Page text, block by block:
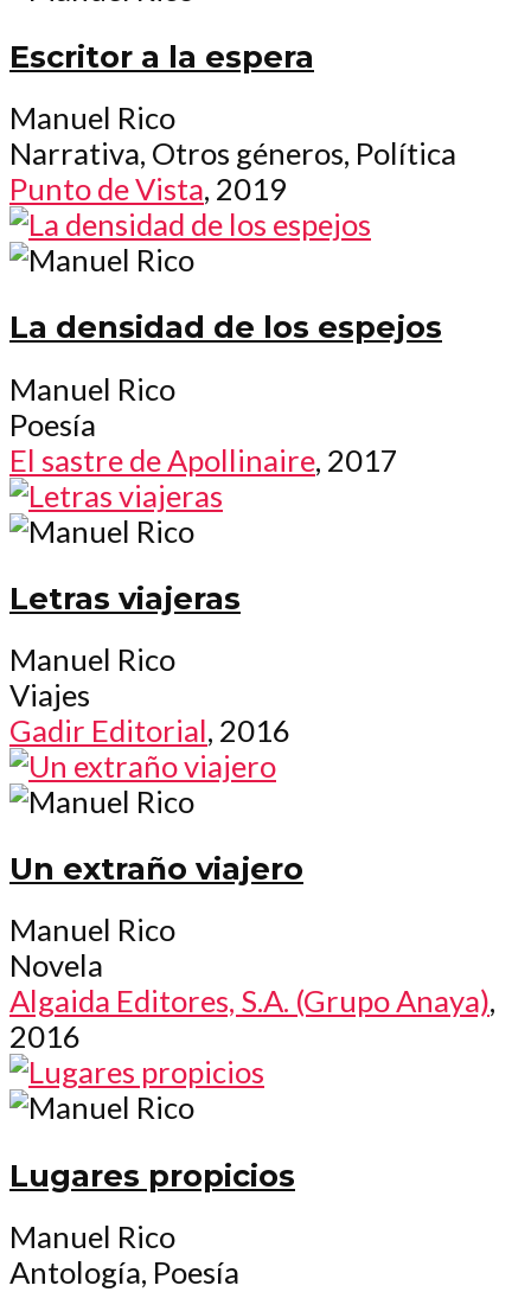
Escritor a la espera
Manuel Rico
Narrativa, Otros géneros, Política
Punto de Vista, 2019
La densidad de los espejos
Manuel Rico
Poesía
El sastre de Apollinaire, 2017
Letras viajeras
Manuel Rico
Viajes
Gadir Editorial, 2016
Un extraño viajero
Manuel Rico
Novela
Algaida Editores, S.A. (Grupo Anaya),
2016
Lugares propicios
Manuel Rico
Antología, Poesía